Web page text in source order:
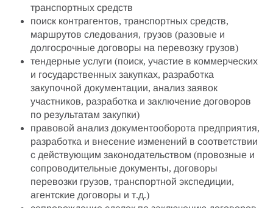
транспортных средств
поиск контрагентов, транспортных средств,
маршрутов следования, грузов (разовые и
долгосрочные договоры на перевозку грузов)
тендерные услуги (поиск, участие в коммерческих
и государственных закупках, разработка
закупочной документации, анализ заявок
участников, разработка и заключение договоров
по результатам закупки)
правовой анализ документооборота предприятия,
разработка и внесение изменений в соответствии
с действующим законодательством (провозные и
сопроводительные документы, договоры
перевозки грузов, транспортной экспедиции,
агентские договоры и т.д.)